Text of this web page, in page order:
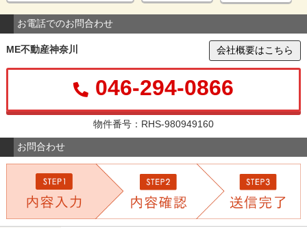
お電話でのお問合わせ
ME不動産神奈川 会社概要はこちら
046-294-0866
物件番号：RHS-980949160
お問合わせ